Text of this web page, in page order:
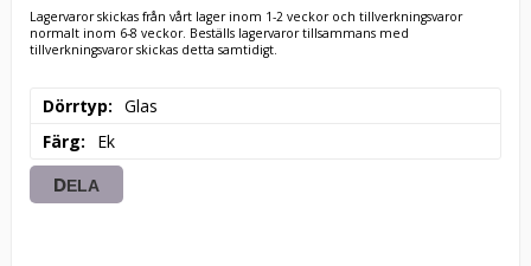
Lagervaror skickas från vårt lager inom 1-2 veckor och tillverkningsvaror
normalt inom 6-8 veckor. Beställs lagervaror tillsammans med
tillverkningsvaror skickas detta samtidigt.
Dörrtyp
Glas
Färg
Ek
DELA